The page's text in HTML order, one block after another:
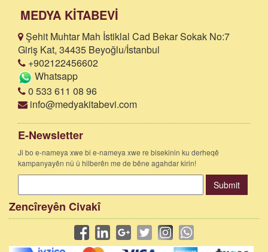
MEDYA KİTABEVİ
Şehit Muhtar Mah İstiklal Cad Bekar Sokak No:7
Giriş Kat, 34435 Beyoğlu/İstanbul
+902122456602
Whatsapp
0 533 611 08 96
info@medyakitabevi.com
E-Newsletter
Ji bo e-nameya xwe bi e-nameya xwe re bisekinin ku derheqê
kampanyayên nû û hilberên me de bêne agahdar kirin!
Submit
Zencîreyên Civakî